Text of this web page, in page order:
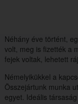
Néhány éve történt,
volt, meg is fizették a
fejek voltak, lehetett
Némelyikükkel a
Összejártunk munka
egyet. Ideális